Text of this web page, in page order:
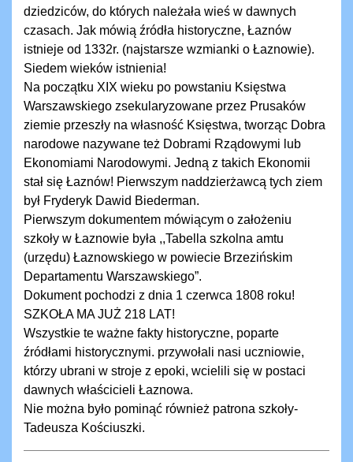
dziedziców, do których należała wieś w dawnych
czasach. Jak mówią źródła historyczne, Łaznów
istnieje od 1332r. (najstarsze wzmianki o Łaznowie).
Siedem wieków istnienia!
Na początku XIX wieku po powstaniu Księstwa
Warszawskiego zsekularyzowane przez Prusaków
ziemie przeszły na własność Księstwa, tworząc Dobra
narodowe nazywane też Dobrami Rządowymi lub
Ekonomiami Narodowymi. Jedną z takich Ekonomii
stał się Łaznów! Pierwszym naddzierżawcą tych ziem
był Fryderyk Dawid Biederman.
Pierwszym dokumentem mówiącym o założeniu
szkoły w Łaznowie była ,,Tabella szkolna amtu
(urzędu) Łaznowskiego w powiecie Brzezińskim
Departamentu Warszawskiego”.
Dokument pochodzi z dnia 1 czerwca 1808 roku!
SZKOŁA MA JUŻ 218 LAT!
Wszystkie te ważne fakty historyczne, poparte
źródłami historycznymi. przywołali nasi uczniowie,
którzy ubrani w stroje z epoki, wcielili się w postaci
dawnych właścicieli Łaznowa.
Nie można było pominąć również patrona szkoły-
Tadeusza Kościuszki.